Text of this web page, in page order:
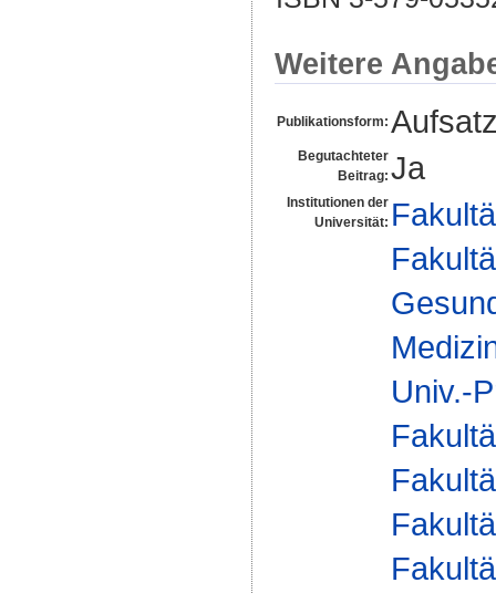
Weitere
Publikationsform:
Begutachteter
Beitrag: Ja
Institutionen der
Universität:
Univ.-